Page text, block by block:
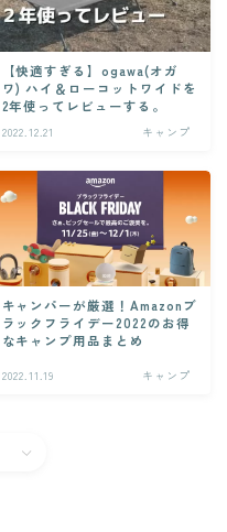
【快適すぎる】ogawa(オガ
ワ) ハイ＆ローコットワイドを
2年使ってレビューする。
2022.12.21 キャンプ
キャンパーが厳選！Amazonブ
ラックフライデー2022のお得
なキャンプ用品まとめ
2022.11.19 キャンプ